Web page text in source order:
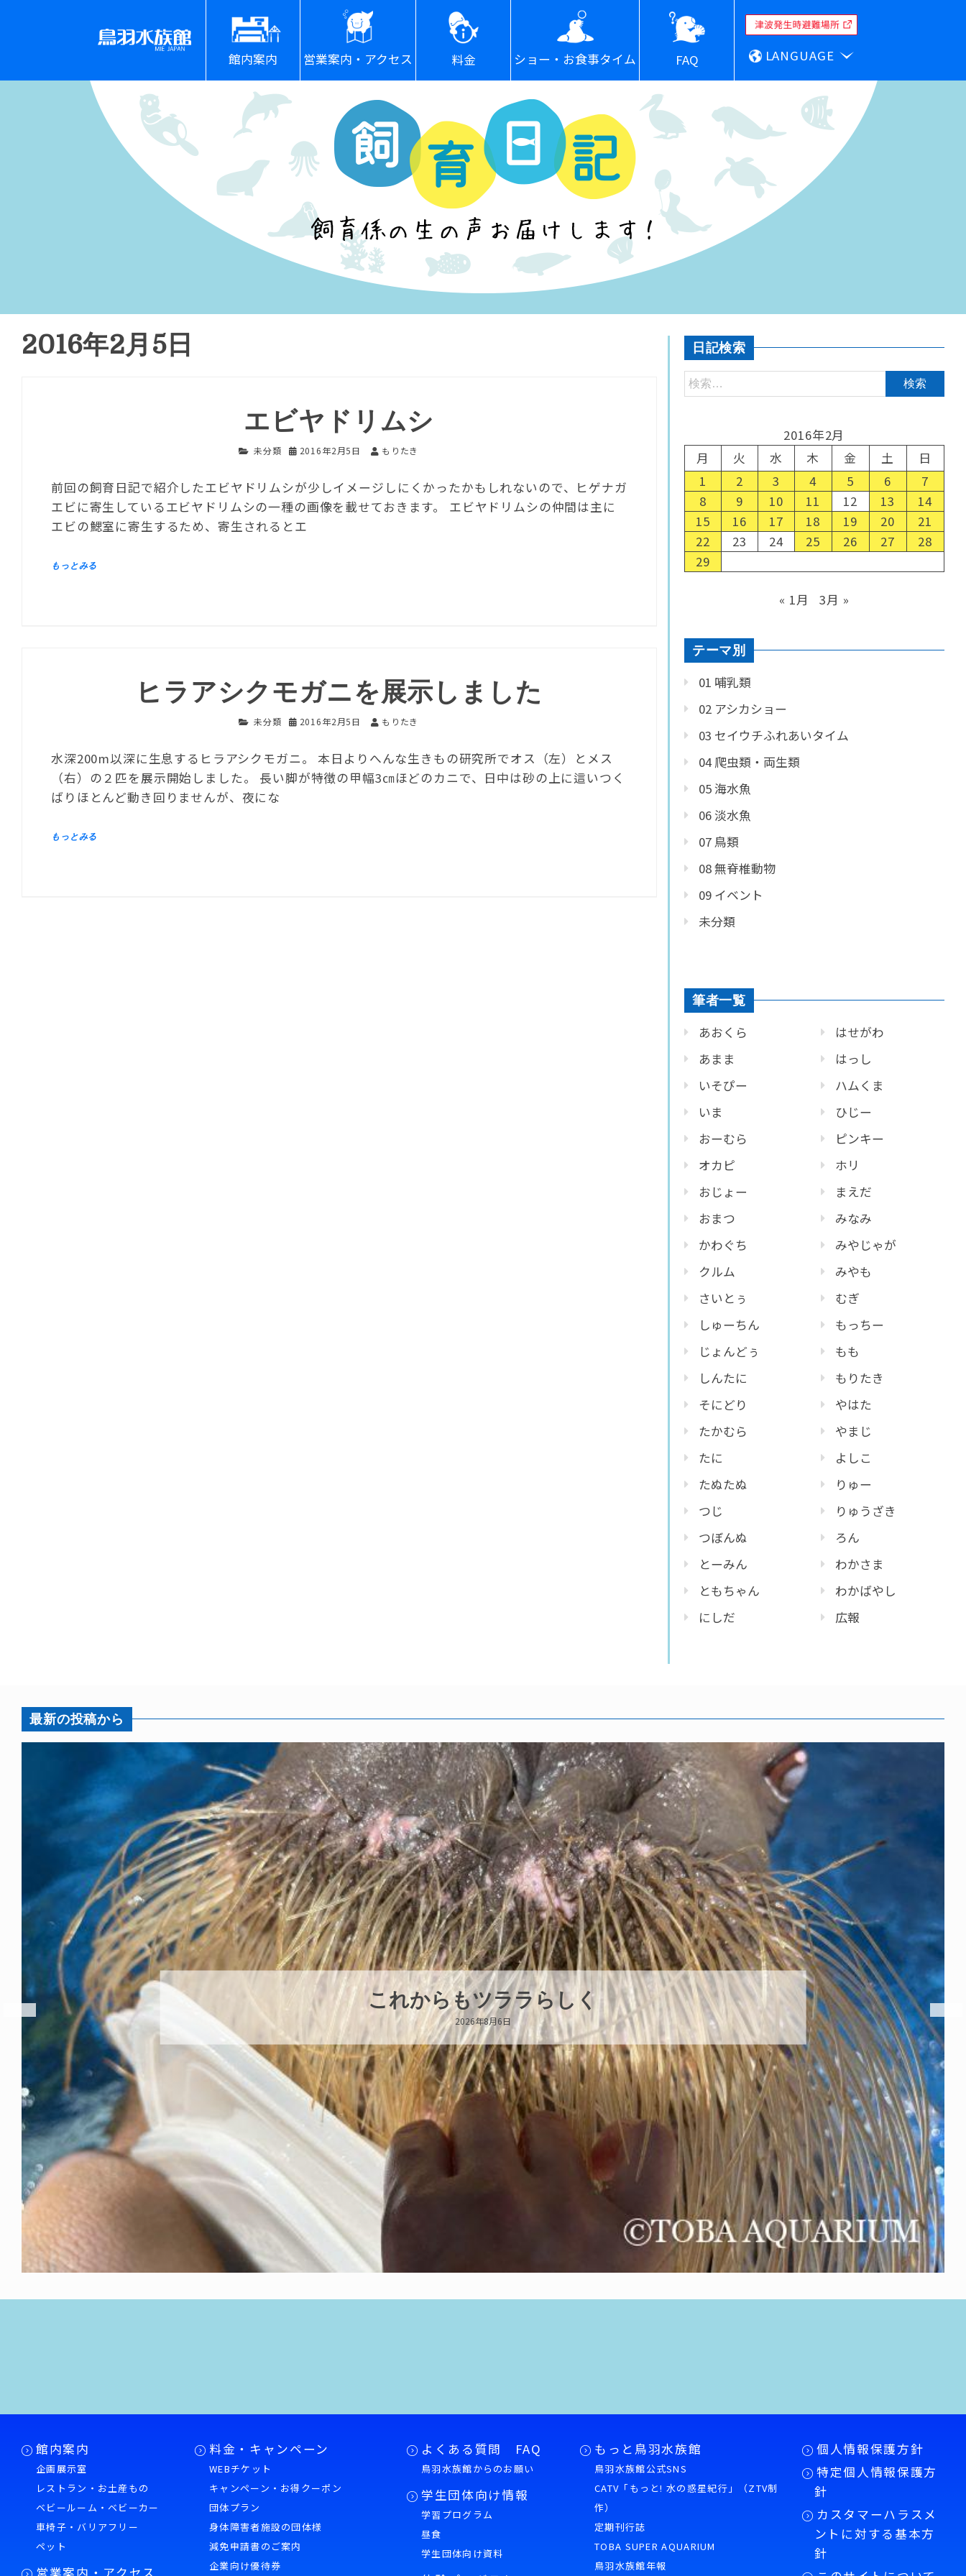
館内案内 営業案内・アクセス 料金 ショー・お食事タイム FAQ LANGUAGE
2016年2月5日
エビヤドリムシ
未分類 2016年2月5日 もりたき
前回の飼育日記で紹介したエビヤドリムシが少しイメージしにくかったかもしれないので、ヒゲナガ
エビに寄生しているエビヤドリムシの一種の画像を載せておきます。 エビヤドリムシの仲間は主に
エビの鰓室に寄生するため、寄生されるとエ
ヒラアシクモガニを展示しました
未分類 2016年2月5日 もりたき
水深200m以深に生息するヒラアシクモガニ。 本日よりへんな生きもの研究所でオス（左）とメス
（右）の２匹を展示開始しました。 長い脚が特徴の甲幅3㎝ほどのカニで、日中は砂の上に這いつく
ばりほとんど動き回りませんが、夜にな
日記検索
2016年2月
月
火 水 木 金 土
日
1
2 3 4 5 6
7
8
9 10 11 12 13
14
15
16 17 18 19 20
21
22
23 24 25 26 27
28
29
« 1月 3月 »
テーマ別
01 哺乳類
02 アシカショー
03 セイウチふれあいタイム
04 爬虫類・両生類
05 海水魚
06 淡水魚
07 鳥類
08 無脊椎動物
09 イベント
未分類
筆者一覧
あおくら
あまま
いそぴー
いま
おーむら
オカピ
おじょー
おまつ
かわぐち
クルム
さいとぅ
しゅーちん
じょんどぅ
しんたに
そにどり
たかむら
たに
たぬたぬ
つじ
つぼんぬ
とーみん
ともちゃん
にしだ
はせがわ
はっし
ハムくま
ひじー
ピンキー
ホリ
まえだ
みなみ
みやじゃが
みやも
むぎ
もっちー
もも
もりたき
やはた
やまじ
よしこ
りゅー
りゅうざき
ろん
わかさま
わかばやし
広報
最新の投稿から
これからもツララらしく
2026年8月6日
館内案内
企画展示室
レストラン・お土産もの
ベビールーム・ベビーカー
車椅子・バリアフリー
ペット
営業案内・アクセス
料金・キャンペーン
WEBチケット
キャンペーン・お得クーポン
団体プラン
身体障害者施設の団体様
減免申請書のご案内
企業向け優待券
よくある質問 FAQ
鳥羽水族館からのお願い
学生団体向け情報
学習プログラム
昼食
学生団体向け資料
もっと鳥羽水族館
鳥羽水族館公式SNS
CATV「もっと! 水の惑星紀行」（ZTV制
作）
定期刊行誌
TOBA SUPER AQUARIUM
鳥羽水族館年報
個人情報保護方針
特定個人情報保護方
針
カスタマーハラスメ
ントに対する基本方
針